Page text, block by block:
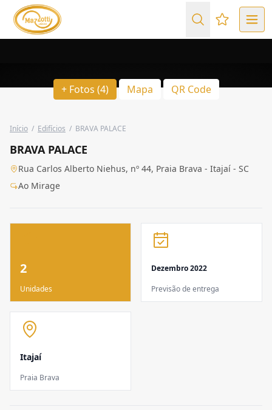
Favoritos
+ Fotos (4) Mapa QR Code
Início / Edifícios / BRAVA PALACE
BRAVA PALACE
Rua Carlos Alberto Niehus, nº 44, Praia Brava - Itajaí - SC
Ao Mirage
2
Unidades
Dezembro 2022
Previsão de entrega
Itajaí
Praia Brava